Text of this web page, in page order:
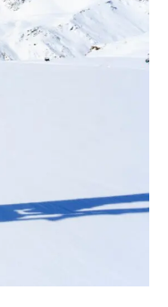
i kościopył – Travis Baldree